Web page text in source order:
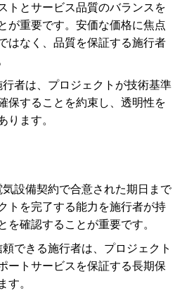
トとサービス品質のバランスを
が重要です。安価な価格に焦点
はなく、品質を保証する施行者
者は、プロジェクトが技術基準
保することを約束し、透明性を
ります。
設備契約で合意された期日まで
トを完了する能力を施行者が持
を確認することが重要です。
できる施行者は、プロジェクト
ートサービスを保証する長期保
す。